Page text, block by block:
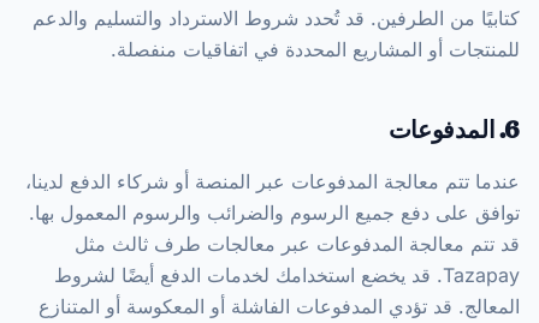
كتابيًا من الطرفين. قد تُحدد شروط الاسترداد والتسليم والدعم
للمنتجات أو المشاريع المحددة في اتفاقيات منفصلة.
6. المدفوعات
عندما تتم معالجة المدفوعات عبر المنصة أو شركاء الدفع لدينا،
توافق على دفع جميع الرسوم والضرائب والرسوم المعمول بها.
قد تتم معالجة المدفوعات عبر معالجات طرف ثالث مثل
Tazapay. قد يخضع استخدامك لخدمات الدفع أيضًا لشروط
المعالج. قد تؤدي المدفوعات الفاشلة أو المعكوسة أو المتنازع